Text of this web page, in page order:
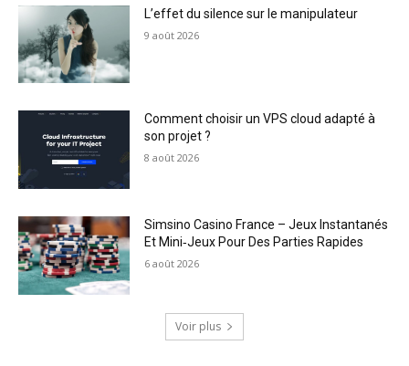
L’effet du silence sur le manipulateur
9 août 2026
Comment choisir un VPS cloud adapté à
son projet ?
8 août 2026
Simsino Casino France – Jeux Instantanés
Et Mini‑Jeux Pour Des Parties Rapides
6 août 2026
Voir plus